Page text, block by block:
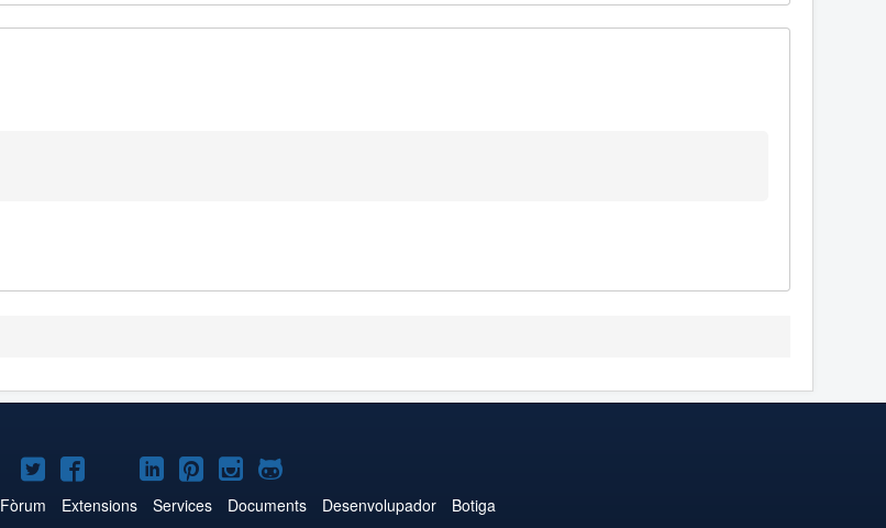
Joomla!
a
Joomla!
a
Joomla!
a
Joomla!
a
Joomla!
a
Joomla!
a
Joomla!
a
Fòrum Extensions Services Documents Desenvolupador Botiga